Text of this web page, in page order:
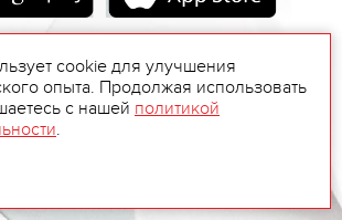
cookie для улучшения
опыта. Продолжая использовать
с нашей политикой
.